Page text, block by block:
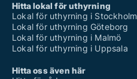
Hitta lokal för uthyrning
Lokal för uthyrning i Stockholm
Lokal för uthyrning Göteborg
Lokal för uthyrning i Malmö
Lokal för uthyrning i Uppsala
Hitta oss även här